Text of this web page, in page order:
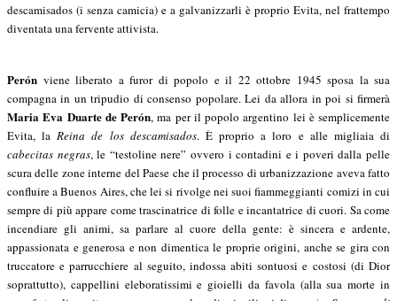
descamisados (i senza camicia) e a galvanizzarli è proprio Evita, nel frattempo
diventata una fervente attivista.
Perón viene liberato a furor di popolo e il 22 ottobre 1945 sposa la sua
compagna in un tripudio di consenso popolare. Lei da allora in poi si firmerà
Maria Eva Duarte de Perón, ma per il popolo argentino lei è semplicemente
Evita, laReina de los descamisados. È proprio a loro e alle migliaia di
cabecitas negras, le “testoline nere” ovvero i contadini e i poveri dalla pelle
scura delle zone interne del Paese che il processo di urbanizzazione aveva fatto
confluire a Buenos Aires, che lei si rivolge nei suoi fiammeggianti comizi in cui
sempre di più appare come trascinatrice di folle e incantatrice di cuori. Sa come
incendiare gli animi, sa parlare al cuore della gente: è sincera e ardente,
appassionata e generosa e non dimentica le proprie origini, anche se gira con
truccatore e parrucchiere al seguito, indossa abiti sontuosi e costosi (di Dior
soprattutto), cappellini eleboratissimi e gioielli da favola (alla sua morte in